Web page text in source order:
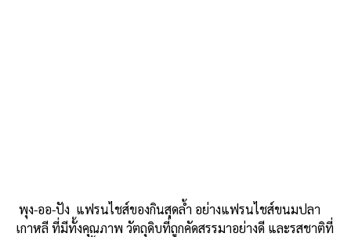
พุง-ออ-ปัง แฟรนไชส์ของกินสุดล้ำ อย่างแฟรนไชส์ขนมปลา
เกาหลี ที่มีทั้งคุณภาพ วัตถุดิบที่ถูกคัดสรรมาอย่างดี และรสชาติที่